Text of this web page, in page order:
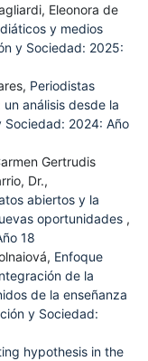
Eleonora de
y medios
y Sociedad: 2025:
Periodistas
análisis desde la
Sociedad: 2024: Año
Gertrudis
Dr.,
abiertos y la
oportunidades ,
18
Enfoque
de la
de la enseñanza
y Sociedad:
hypothesis in the